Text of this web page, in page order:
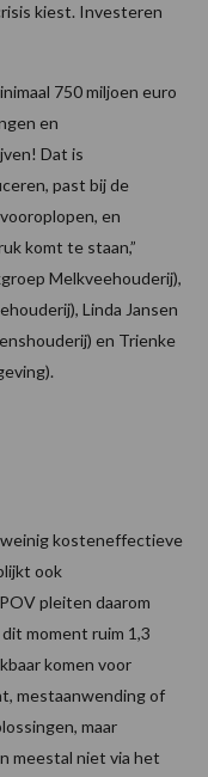
kiest. Investeren
750 miljoen euro
en
Dat is
past bij de
en
komt te staan,”
Melkveehouderij),
Linda Jansen
en Trienke
kosteneffectieve
ook
pleiten daarom
moment ruim 1,3
komen voor
mestaanwending of
maar
meestal niet via het